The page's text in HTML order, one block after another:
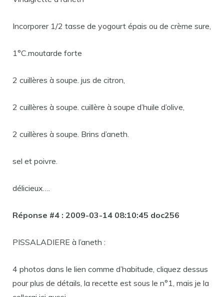
Incorporer 1/2 tasse de yogourt épais ou de crème sure,
1°C.moutarde forte
2 cuillères à soupe. jus de citron,
2 cuillères à soupe. cuillère à soupe d’huile d’olive,
2 cuillères à soupe. Brins d’aneth.
sel et poivre.
délicieux….
Réponse #4 : 2009-03-14 08:10:45 doc256
PISSALADIERE à l’aneth :
4 photos dans le lien comme d’habitude, cliquez dessus
pour plus de détails, la recette est sous le n°1, mais je la